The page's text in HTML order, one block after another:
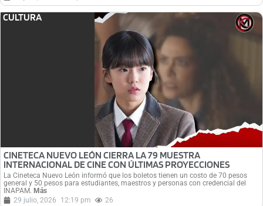
CULTURA
CINETECA NUEVO LEÓN CIERRA LA 79 MUESTRA
INTERNACIONAL DE CINE CON ÚLTIMAS PROYECCIONES
La Cineteca Nuevo León informó que los boletos tienen un costo de 70 pesos
general y 50 pesos para estudiantes, maestros y personas con credencial del
INAPAM. Más
29 julio, 2026
12:19 pm 26